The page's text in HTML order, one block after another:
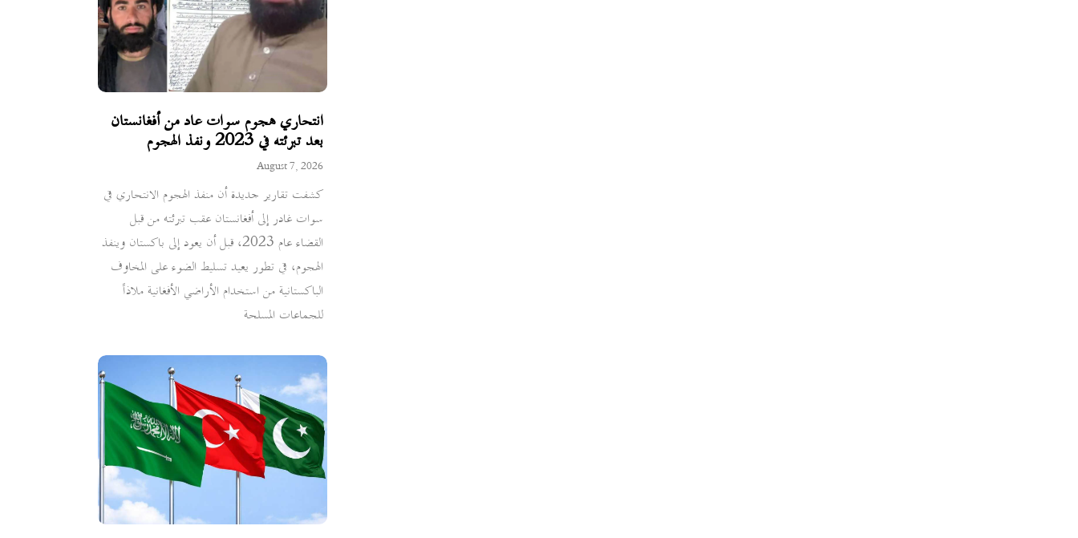
انتحاري هجوم سوات عاد من أفغانستان
بعد تبرئته في 2023 ونفذ الهجوم
August 7, 2026
كشفت تقارير جديدة أن منفذ الهجوم الانتحاري في
سوات غادر إلى أفغانستان عقب تبرئته من قبل
القضاء عام 2023، قبل أن يعود إلى باكستان وينفذ
الهجوم، في تطور يعيد تسليط الضوء على المخاوف
الباكستانية من استخدام الأراضي الأفغانية ملاذاً
للجماعات المسلحة